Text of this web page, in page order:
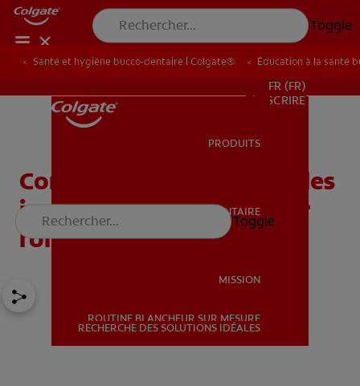
Toggle
SANTÉ BUCCO-DENTAIRE
POUR LES PROFESSIONNELS
FR (FR)
S’INSCRIRE
PRODUITS
SANTÉ BUCCO-DENTAIRE
MISSION
ROUTINE BLANCHEUR SUR MESURE
RECHERCHE DES SOLUTIONS IDÉALES
Toggle
Santé et hygiène bucco-dentaire | Colgate® Éducation à la santé
Comprendre ce que sont les
implants dentaires et leur
fonctionnement